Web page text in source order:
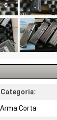
Categoria:
Arma Corta